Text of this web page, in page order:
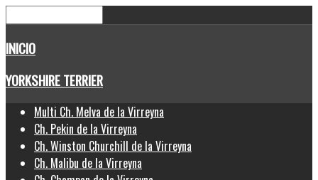
INICIO
YORKSHIRE TERRIER
Multi Ch. Melva de la Virreyna
Ch. Pekin de la Virreyna
Ch. Winston Churchill de la Virreyna
Ch. Malibu de la Virreyna